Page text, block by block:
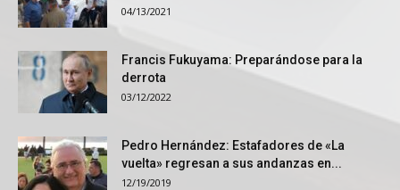
04/13/2021
Francis Fukuyama: Preparándose para la
derrota
03/12/2022
Pedro Hernández: Estafadores de «La
vuelta» regresan a sus andanzas en...
12/19/2019